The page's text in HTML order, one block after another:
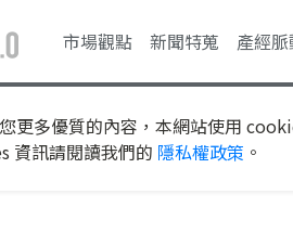
市場觀點 新聞特蒐 產經脈
更多優質的內容，本網站使用
資訊請閱讀我們的 隱私權政策 。